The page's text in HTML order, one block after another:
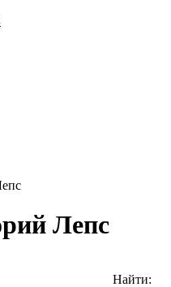
Лепс
Найти: